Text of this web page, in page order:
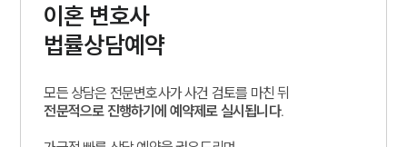
대륜의 강점
글로벌 파트너 로펌
고객의 소리
통합검색
이혼 변호사
법률상담예약
모든 상담은 전문변호사가 사건 검토를 마친 뒤
전문적으로 진행하기에 예약제로 실시됩니다.